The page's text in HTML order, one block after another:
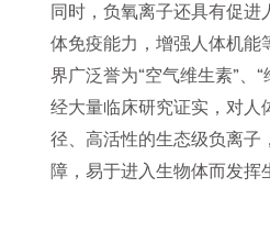
同时，负氧离子还具有促进
体免疫能力，增强人体机能
界广泛誉为“空气维生素”、“
经大量临床研究证实，对人
径、高活性的生态级负离子
障，易于进入生物体而发挥